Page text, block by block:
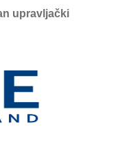
upravljački